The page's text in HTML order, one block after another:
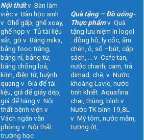
Nội thấtv Bàn làm
việc v Bàn học sinh
v Ghế gấp, ghế xoay,
ghế họp v Tủ tài liệu
sắt, gỗ v Bảng mika,
bẳng fooc trắng,
bảng nỉ, bảng từ,
bảng chống loá,
kính, điện tử, huỳnh
quang v Giá để tài
liệu, giá để giáy dép,
giá để hàng v Nội
thất bệnh viện v
Vách ngăn văn
phòng v Nội thất
trường học
Quà tặng – Đồ uống-
Thực phẩmv Quà
tặng lưu niệm in logol
: đồng hồ, ly cốc, ấm
chén, ô, sổ –bút, cặp
sách, … v Cafe tan,
nước chanh, cam, trà
dimad, chè, v Nước
khoáng Lavie, nước
tinh khiết Aquafina:
chai, thùng, bình v
Nước TK bình 19,8L
v Mỳ tôm, nước mắm,
tương ớt,